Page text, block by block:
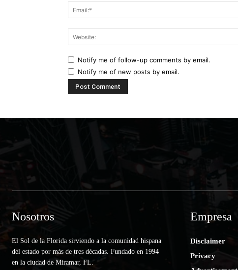
Notify me of follow-up comments by email.
Notify me of new posts by email.
Nosotros
El Sol de la Florida sirviendo a la comunidad hispana
del estado por más de tres décadas. Fundado en 1994
en la ciudad de Miramar, FL.
Empresa
Disclaimer
Privacy